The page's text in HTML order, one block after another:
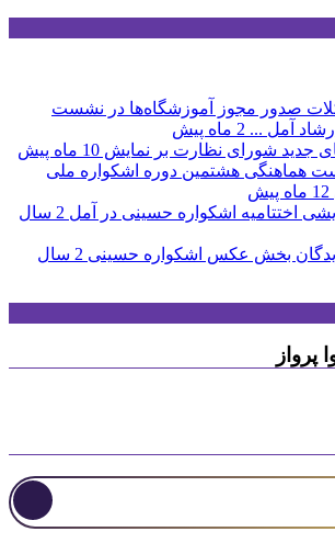
صدور مجوز آموزشگاه‌ها در نشست
آمل ... 2 ماه پیش
جدید شورای نظارت بر نمایش 10 ماه پیش
هماهنگی هشتمین دوره اشکواره ملی
12 ماه پیش
اختتامیه اشکواره حسینی در آمل
2 سال
بخش عکس اشکواره حسینی
2 سال
پرواز